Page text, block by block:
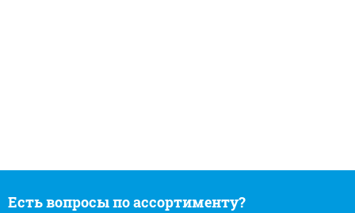
Есть вопросы по ассортименту?